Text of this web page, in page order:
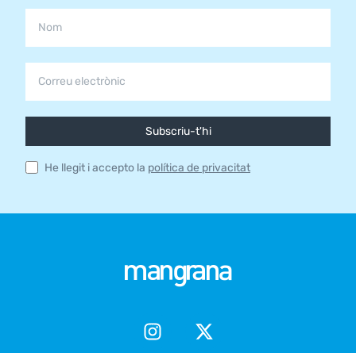
Subscriu-t'hi
He llegit i accepto la política de privacitat